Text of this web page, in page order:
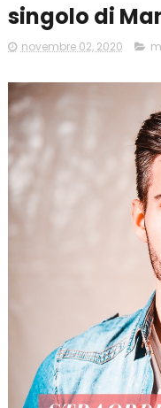
singolo di
novembre 02, 2020